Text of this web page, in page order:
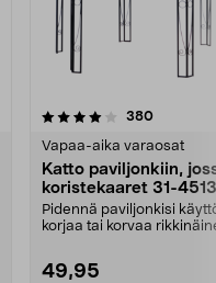
380arvostelut
Vapaa-aika varaosat
Katto paviljonkiin,
koristekaaret 31-4513
Pidennä paviljonkisi
korjaa tai korvaa
49,95
5.0 viidestä